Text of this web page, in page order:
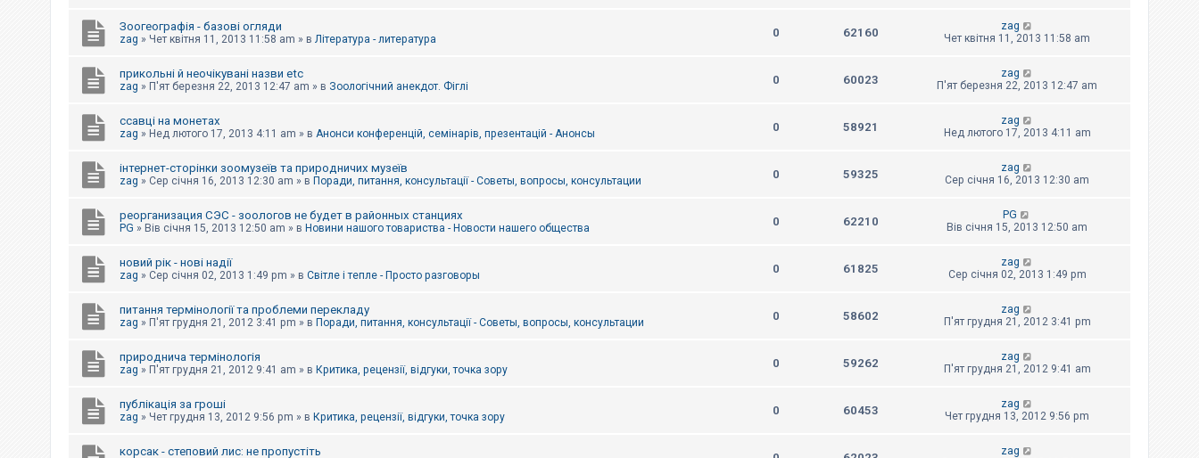
Зоогеографія - базові огляди
zag » Чет квітня 11, 2013 11:58 am » в Література - литература 0 62160
zag
Чет квітня 11, 2013 11:58 am
прикольні й неочікувані назви etc
zag » П'ят березня 22, 2013 12:47 am » в Зоологічний анекдот. Фіглі 0 60023
zag
П'ят березня 22, 2013 12:47 am
ссавці на монетах
zag » Нед лютого 17, 2013 4:11 am » в Анонси конференцій, семінарів, презентацій - Анонсы 0 58921
zag
Нед лютого 17, 2013 4:11 am
інтернет-сторінки зоомузеїв та природничих музеїв
zag » Сер січня 16, 2013 12:30 am » в Поради, питання, консультації - Советы, вопросы, консультации 0 59325
zag
Сер січня 16, 2013 12:30 am
реорганизация СЭС - зоологов не будет в районных станциях
PG » Вів січня 15, 2013 12:50 am » в Новини нашого товариства - Новости нашего общества 0 62210
PG
Вів січня 15, 2013 12:50 am
новий рік - нові надії
zag » Сер січня 02, 2013 1:49 pm » в Світле і тепле - Просто разговоры 0 61825
zag
Сер січня 02, 2013 1:49 pm
питання термінології та проблеми перекладу
zag » П'ят грудня 21, 2012 3:41 pm » в Поради, питання, консультації - Советы, вопросы, консультации 0 58602
zag
П'ят грудня 21, 2012 3:41 pm
природнича термінологія
zag » П'ят грудня 21, 2012 9:41 am » в Критика, рецензії, відгуки, точка зору 0 59262
zag
П'ят грудня 21, 2012 9:41 am
публікація за гроші
zag » Чет грудня 13, 2012 9:56 pm » в Критика, рецензії, відгуки, точка зору 0 60453
zag
Чет грудня 13, 2012 9:56 pm
корсак - степовий лис: не пропустіть
zag